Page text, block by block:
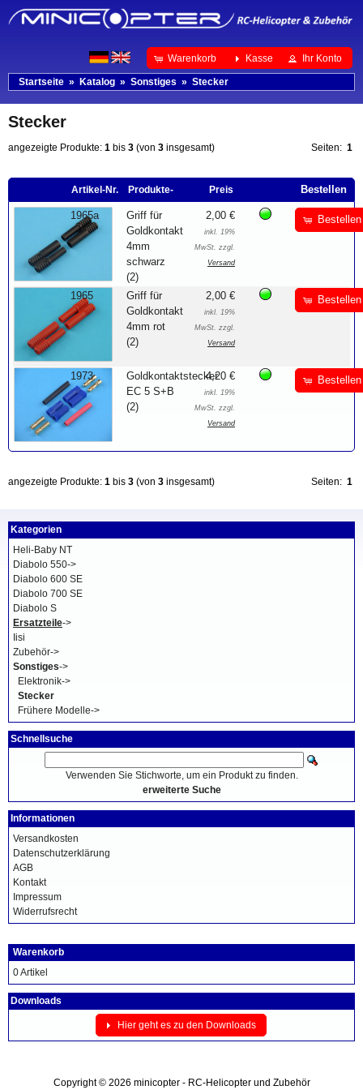
Warenkorb Kasse Ihr Konto
Startseite » Katalog » Sonstiges » Stecker
Stecker
Seiten: 1
angezeigte Produkte: 1 bis 3 (von 3 insgesamt)
Artikel-Nr. Produkte- Preis Bestellen
1965a
Griff für
Goldkontakt
4mm
schwarz
(2)
2,00 €
inkl. 19%
MwSt. zzgl.
Versand
Bestellen
1965
Griff für
Goldkontakt
4mm rot
(2)
2,00 €
inkl. 19%
MwSt. zzgl.
Versand
Bestellen
1973
Goldkontaktstecker
EC 5 S+B
(2)
4,20 €
inkl. 19%
MwSt. zzgl.
Versand
Bestellen
Seiten: 1
angezeigte Produkte: 1 bis 3 (von 3 insgesamt)
Kategorien
Heli-Baby NT
Diabolo 550->
Diabolo 600 SE
Diabolo 700 SE
Diabolo S
Ersatzteile->
Iisi
Zubehör->
Sonstiges->
Elektronik->
Stecker
Frühere Modelle->
Schnellsuche
Verwenden Sie Stichworte, um ein Produkt zu finden.
erweiterte Suche
Informationen
Versandkosten
Datenschutzerklärung
AGB
Kontakt
Impressum
Widerrufsrecht
Warenkorb
0 Artikel
Downloads
Hier geht es zu den Downloads
Copyright © 2026 minicopter - RC-Helicopter und Zubehör